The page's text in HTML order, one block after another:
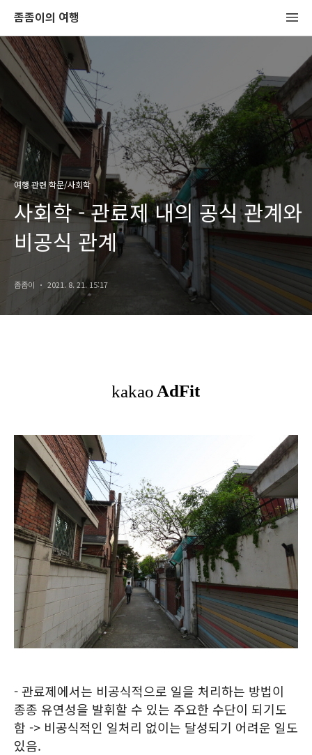
좀좀이의 여행
여행 관련 학문/사회학
사회학 - 관료제 내의 공식 관계와
비공식 관계
좀좀이 2021. 8. 21. 15:17
- 관료제에서는 비공식적으로 일을 처리하는 방법이
종종 유연성을 발휘할 수 있는 주요한 수단이 되기도
함 -> 비공식적인 일처리 없이는 달성되기 어려운 일도
있음.